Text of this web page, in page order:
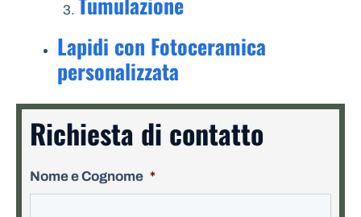
Lapidi con Fotoceramica
personalizzata
Richiesta di contatto
Nome e Cognome *